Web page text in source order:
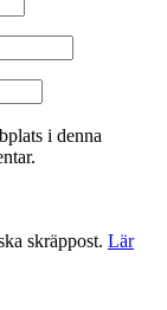
i denna
skräppost. Lär